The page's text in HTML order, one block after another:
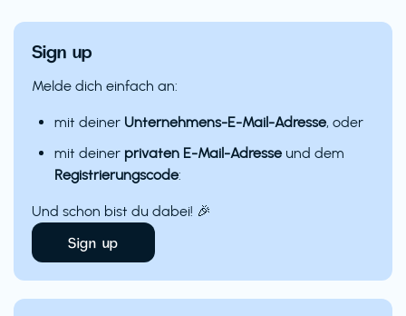
Sign up
Melde dich einfach an:
mit deiner Unternehmens-E-Mail-Adresse, oder
mit deiner privaten E-Mail-Adresse und dem
Registrierungscode:
Und schon bist du dabei! 🎉
Sign up